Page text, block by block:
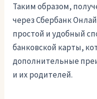
Таким образом,
через Сбербанк
простой и удобный
банковской карты,
дополнительные
и их родителей.